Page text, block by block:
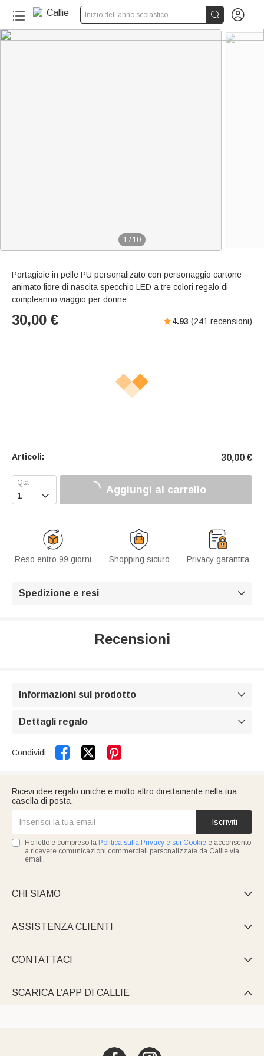
Inizio dell'anno scolastico  
1 / 10
Portagioie in pelle PU personalizato con personaggio cartone
animato fiore di nascita specchio LED a tre colori regalo di
compleanno viaggio per donne
30,00 € 4.93 (241 recensioni)
Articoli: 30,00 €
 Aggiungi al carrello
Reso entro 99 giorni Shopping sicuro Privacy garantita
Spedizione e resi 
Recensioni
Informazioni sul prodotto 
Dettagli regalo 
Condividi:  
Ricevi idee regalo uniche e molto altro direttamente nella tua
casella di posta.
Iscriviti
Ho letto e compreso la Politica sulla Privacy e sui Cookie e acconsento
a ricevere comunicazioni commerciali personalizzate da Callie via
email.
CHI SIAMO 
ASSISTENZA CLIENTI 
CONTATTACI 
SCARICA L’APP DI CALLIE 